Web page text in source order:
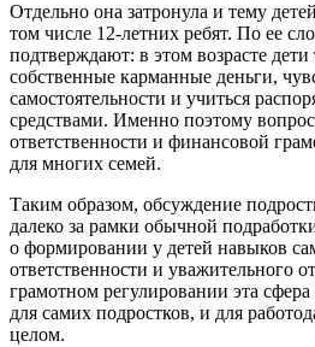
Отдельно она затронула и тему
том числе 12-летних ребят. По ее
подтверждают: в этом возрасте дети
собственные карманные деньги,
самостоятельности и учиться
средствами. Именно поэтому
ответственности и финансовой
для многих семей.
Таким образом, обсуждение
далеко за рамки обычной
о формировании у детей навыков
ответственности и уважительного
грамотном регулировании эта
для самих подростков, и для
целом.